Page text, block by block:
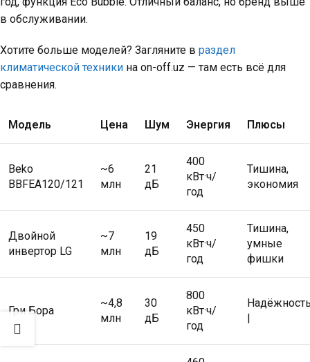
в обслуживании.
Хотите больше моделей? Загляните в раздел
климатической техники на on-off.uz — там есть всё для
сравнения.
Модель Цена Шум Энергия Плюсы
Beko
BBFEA120/121
~6
млн
21
дБ
400
кВт·ч/
год
Тишина,
экономия
Двойной
инвертор LG
~7
млн
19
дБ
450
кВт·ч/
год
Тишина,
умные
фишки
Гри Бора
~4,8
млн
30
дБ
800
кВт·ч/
год
|